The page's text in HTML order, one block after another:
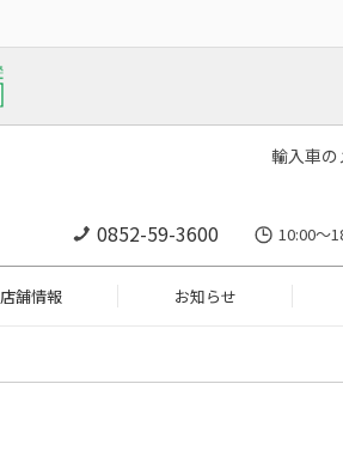
輸入車
0852-59-3600 10:00～
店舗情報 お知らせ